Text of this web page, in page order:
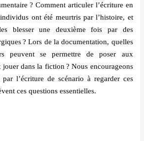
? Comment articuler l’écriture en
individus ontété meurtris par l’histoire, et
blesser une deuxième fois par des
? Lors de la documentation, quelles
peuvent se permettre de poser aux
jouer dans la fiction ? Nous encourageons
par l’écriture de scénario à regarder ces
ces questions essentielles.